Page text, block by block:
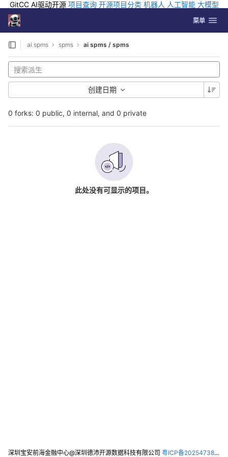
GitCC AI驱动开源 项目查询 开源项目分类 机器人 人工智能 大模型
排行
Skip to content
GitLab 切换导航
菜单
ai spms spms ai spms / spms
0 forks: 0 public, 0 internal, and 0 private
创建日期
此处没有可显示的项目。
深圳宝安前海金融中心@深圳德沛开源数据科技有限公司 粤ICP备2025473821号-2